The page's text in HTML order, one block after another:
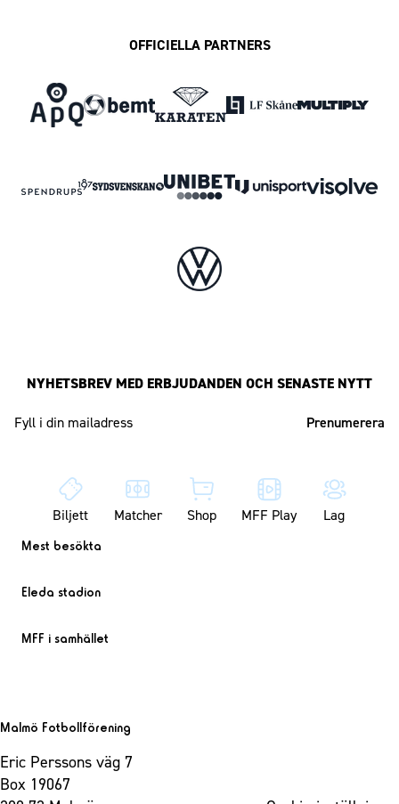
OFFICIELLA PARTNERS
NYHETSBREV MED ERBJUDANDEN OCH SENASTE NYTT
Biljett Matcher Shop MFF Play Lag
Mest besökta
Eleda stadion
MFF i samhället
Malmö Fotbollförening
Eric Perssons väg 7
Box 19067